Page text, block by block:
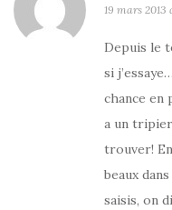
19 mars 2013
Depuis le
si
chance en
a un
trouver!
beaux
saisis, on